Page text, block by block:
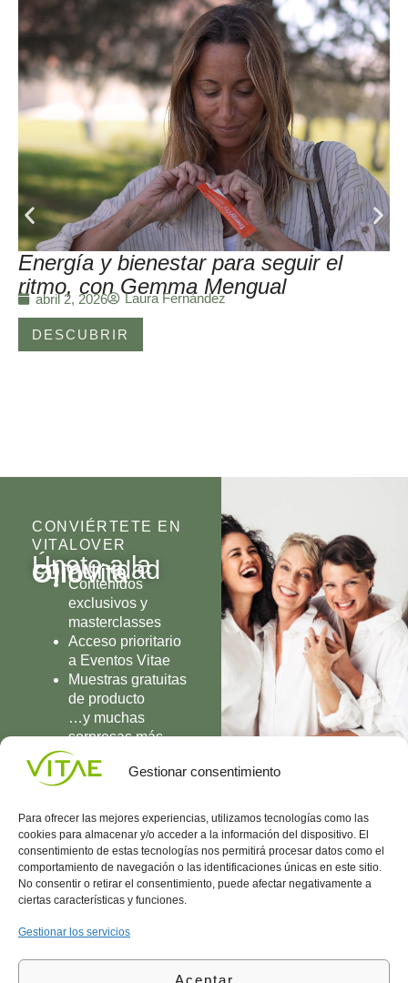
Gestionar consentimiento
Para ofrecer las mejores experiencias, utilizamos tecnologías como las
cookies para almacenar y/o acceder a la información del dispositivo. El
consentimiento de estas tecnologías nos permitirá procesar datos como el
comportamiento de navegación o las identificaciones únicas en este sitio.
No consentir o retirar el consentimiento, puede afectar negativamente a
ciertas características y funciones.
Gestionar los servicios
Aceptar
Energía y bienestar para seguir el
ritmo, con Gemma Mengual
abril 2, 2026 Laura Fernández
DESCUBRIR
CONVIÉRTETE EN
VITALOVER
Únete a la
comunidad
OlioVita
Contenidos
exclusivos y
masterclasses
Acceso prioritario
a Eventos Vitae
Muestras gratuitas
de producto
…y muchas
sorpresas más
UNIRME
Conocenos
Vitae
l
Área
Política
de
(+34)
935